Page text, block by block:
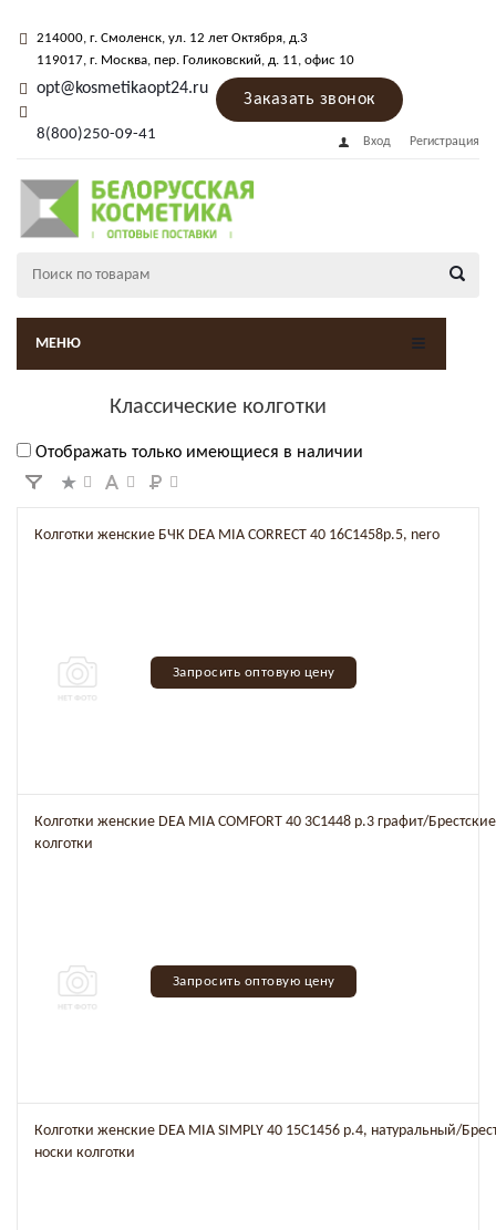
214000, г. Смоленск, ул. 12 лет Октября, д.3
119017, г. Москва, пер. Голиковский, д. 11, офис 10
opt@kosmetikaopt24.ru
8(800)250-09-41
Заказать звонок
Вход Регистрация
МЕНЮ
Классические колготки
Отображать только имеющиеся в наличии
Колготки женские БЧК DEA MIA CORRECT 40 16C1458р.5, nero
Запросить оптовую цену
Колготки женские DEA MIA COMFORT 40 3C1448 р.3 графит/
колготки
Запросить оптовую цену
Колготки женские DEA MIA SIMPLY 40 15C1456 р.4, натуральный/
носки колготки